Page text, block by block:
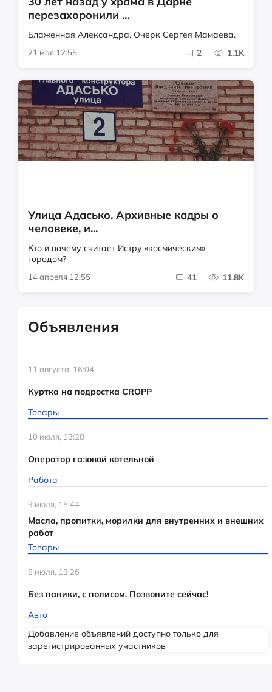
перезахоронили ...
Блаженная Александра. Очерк Сергея Мамаева.
21 мая 12:55 2 1.1K
Улица Адасько. Архивные кадры о
человеке, и...
Кто и почему считает Истру «космическим»
городом?
14 апреля 12:55 41 11.8K
Объявления
11 августа, 16:04
Куртка на подростка CROPP
Товары
10 июля, 13:28
Оператор газовой котельной
Работа
9 июля, 15:44
Масла, пропитки, морилки для внутренних и внешних
работ
Товары
8 июля, 13:26
Без паники, с полисом. Позвоните сейчас!
Авто
Добавление объявлений доступно только для
зарегистрированных участников